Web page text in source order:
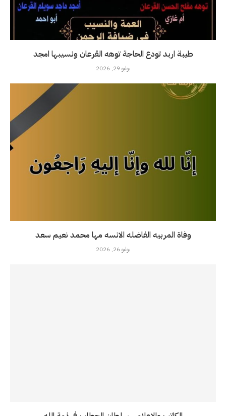
طيبة اربد تودع الحاجة توهه القرعان ونسيبها امجد
يوليو 29, 2026
وفاة المربيه الفاضله الانسه مها محمد نعيم سعد
يوليو 26, 2026